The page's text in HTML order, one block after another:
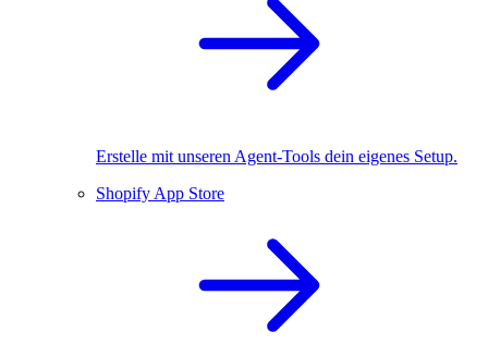
Erstelle mit unseren Agent-Tools dein eigenes Setup.
Shopify App Store